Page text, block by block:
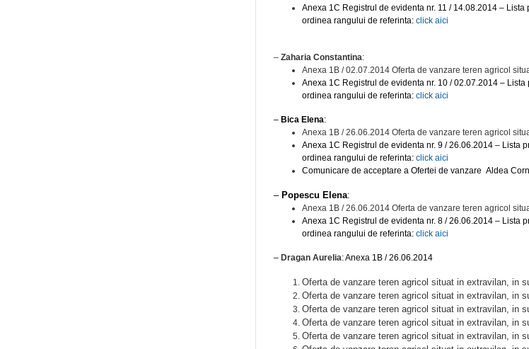
Anexa 1C Registrul de evidenta nr. 11 / 14.08.2014 –
ordinea rangului de referinta: click aici
– Zaharia Constantina:
Anexa 1B / 02.07.2014 Oferta de vanzare teren agricol
Anexa 1C Registrul de evidenta nr. 10 / 02.07.2014 –
ordinea rangului de referinta: click aici
– Bica Elena:
Anexa 1B / 26.06.2014 Oferta de vanzare teren agricol
Anexa 1C Registrul de evidenta nr. 9 / 26.06.2014 – Lista
ordinea rangului de referinta: click aici
Comunicare de acceptare a Ofertei de vanzare Aldea
– Popescu Elena:
Anexa 1B / 26.06.2014 Oferta de vanzare teren agricol
Anexa 1C Registrul de evidenta nr. 8 / 26.06.2014 – Lista
ordinea rangului de referinta: click aici
– Dragan Aurelia: Anexa 1B / 26.06.2014
Oferta de vanzare teren agricol situat in extravilan, in
Oferta de vanzare teren agricol situat in extravilan, in
Oferta de vanzare teren agricol situat in extravilan, in
Oferta de vanzare teren agricol situat in extravilan, in
Oferta de vanzare teren agricol situat in extravilan, in